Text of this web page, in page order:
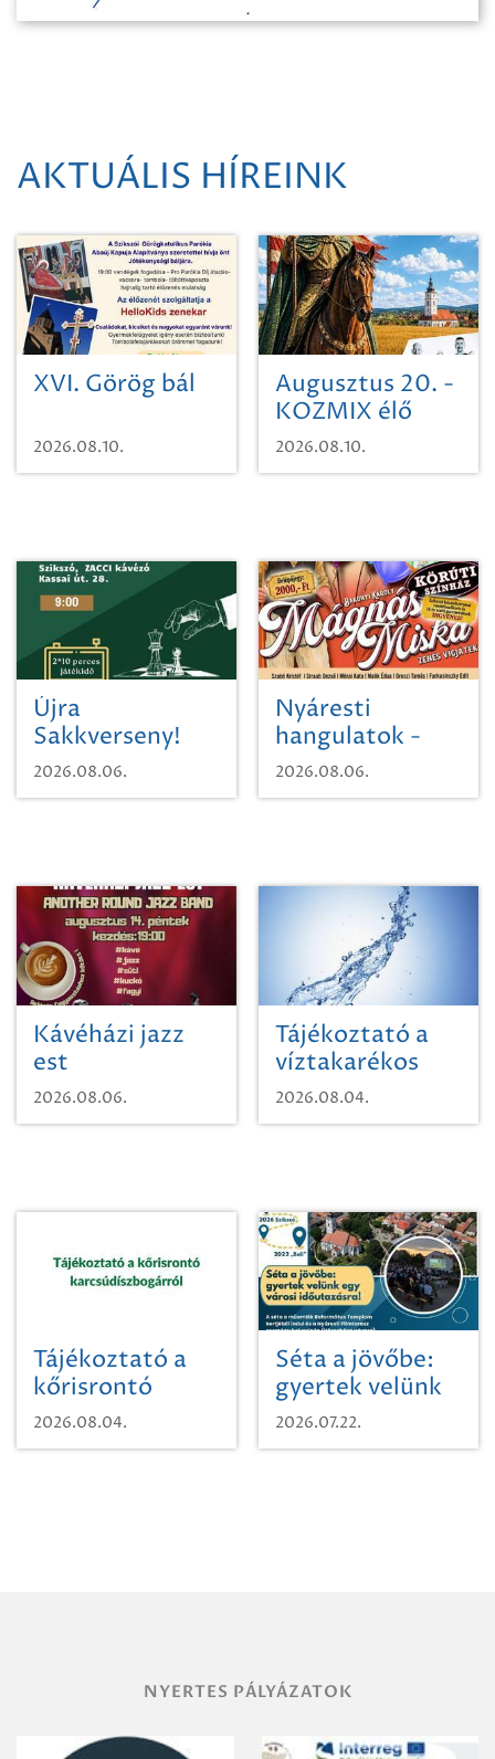
AKTUÁLIS HÍREINK
XVI. Görög bál
2026.08.10.
Augusztus 20. -
KOZMIX élő
koncert
2026.08.10.
Újra
Sakkverseny!
2026.08.06.
Nyáresti
hangulatok -
Mágnás Miska
2026.08.06.
Kávéházi jazz
est
2026.08.06.
Tájékoztató a
víztakarékos
vízhasználatról
2026.08.04.
Tájékoztató a
kőrisrontó
karcsúdíszbogárról
2026.08.04.
Séta a jövőbe:
gyertek velünk
egy városi
időutazásra!
2026.07.22.
NYERTES PÁLYÁZATOK